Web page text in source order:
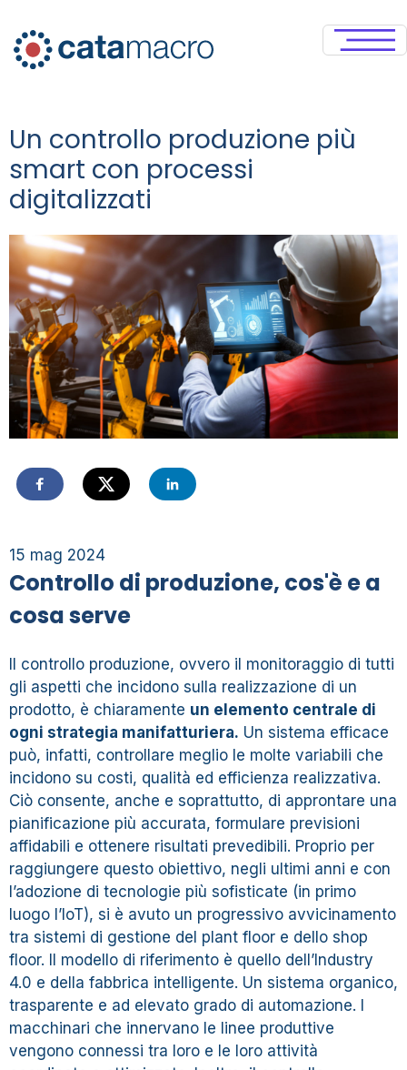
Un controllo produzione più
smart con processi
digitalizzati
15 mag 2024
Controllo di produzione, cos'è e a
cosa serve
Il controllo produzione, ovvero il monitoraggio di tutti
gli aspetti che incidono sulla realizzazione di un
prodotto, è chiaramente un elemento centrale di
ogni strategia manifatturiera. Un sistema efficace
può, infatti, controllare meglio le molte variabili che
incidono su costi, qualità ed efficienza realizzativa.
Ciò consente, anche e soprattutto, di approntare una
pianificazione più accurata, formulare previsioni
affidabili e ottenere risultati prevedibili. Proprio per
raggiungere questo obiettivo, negli ultimi anni e con
l’adozione di tecnologie più sofisticate (in primo
luogo l’IoT), si è avuto un progressivo avvicinamento
tra sistemi di gestione del plant floor e dello shop
floor. Il modello di riferimento è quello dell’Industry
4.0 e della fabbrica intelligente. Un sistema organico,
trasparente e ad elevato grado di automazione. I
macchinari che innervano le linee produttive
vengono connessi tra loro e le loro attività